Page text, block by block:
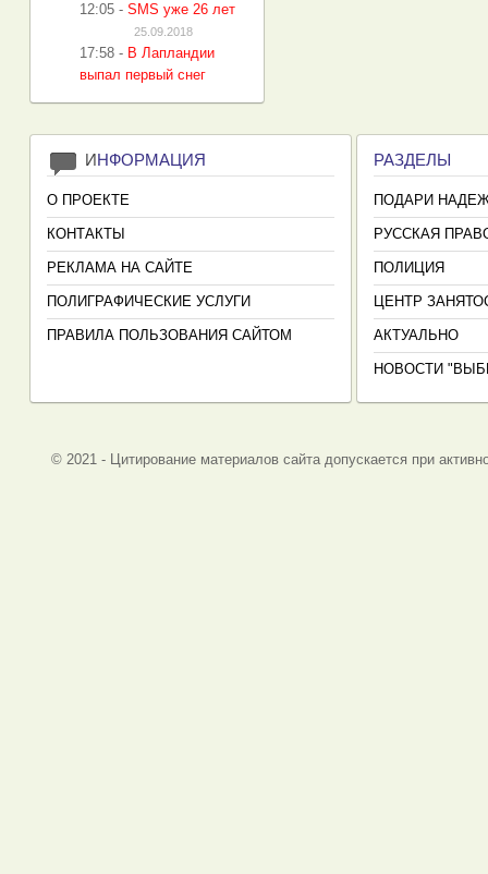
12:05 - SMS уже 26 лет
25.09.2018
17:58 - В Лапландии
выпал первый снег
ИНФОРМАЦИЯ
О ПРОЕКТЕ
КОНТАКТЫ
РЕКЛАМА НА САЙТЕ
ПОЛИГРАФИЧЕСКИЕ УСЛУГИ
ПРАВИЛА ПОЛЬЗОВАНИЯ САЙТОМ
РАЗДЕЛЫ
ПОДАРИ
РУССКАЯ
ПОЛИЦИЯ
ЦЕНТР
АКТУАЛЬНО
НОВОСТИ
© 2021 - Цитирование материалов сайта допускается при